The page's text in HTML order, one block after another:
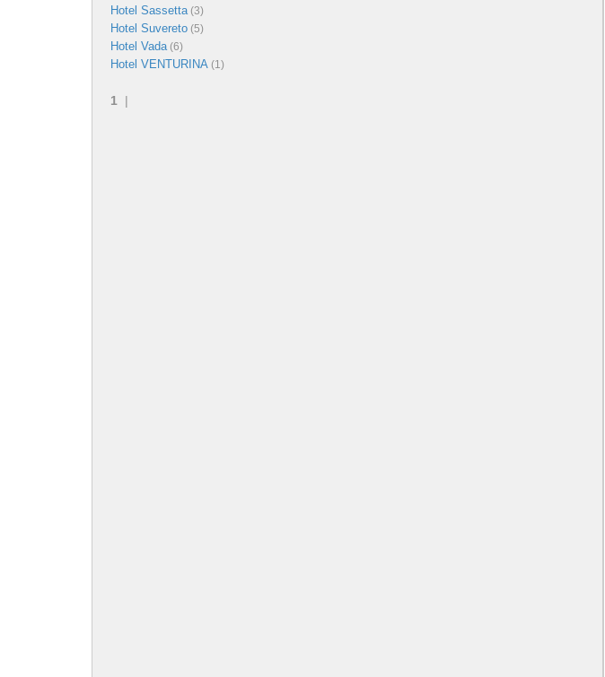
Hotel Sassetta(3)
Hotel Suvereto (5)
Hotel Vada(6)
Hotel VENTURINA (1)
1 |